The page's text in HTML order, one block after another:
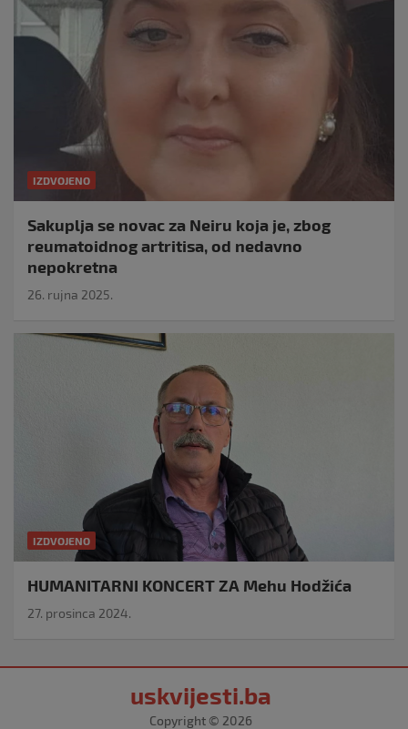
IZDVOJENO
Sakuplja se novac za Neiru koja je, zbog
reumatoidnog artritisa, od nedavno
nepokretna
26. rujna 2025.
IZDVOJENO
HUMANITARNI KONCERT ZA Mehu Hodžića
27. prosinca 2024.
uskvijesti.ba
Copyright © 2026